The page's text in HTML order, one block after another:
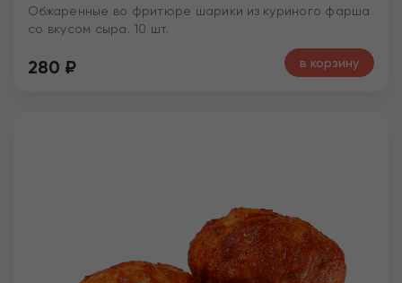
Обжаренные во фритюре шарики из куриного фарша
со вкусом сыра. 10 шт.
280 ₽ в корзину